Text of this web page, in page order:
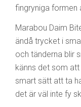
fingryniga formen
Marabou Daim
ändå trycket i
och tänderna blir
känns det som
smart sätt att ta
det är väl inte fy